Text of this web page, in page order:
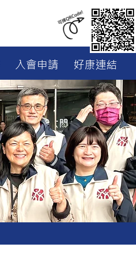
入會申請 好康連結